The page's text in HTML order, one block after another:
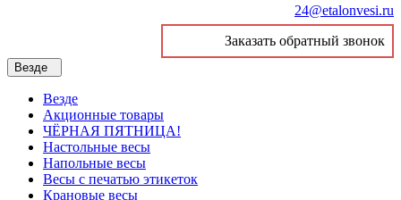
24@etalonvesi.ru
Заказать обратный звонок
Везде
Везде
Акционные товары
ЧЁРНАЯ ПЯТНИЦА!
Настольные весы
Напольные весы
Весы с печатью этикеток
Крановые весы